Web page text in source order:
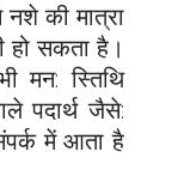
नशे की मात्रा
हो सकता है।
मन: स्तिथि
पदार्थ जैसे:
में आता है